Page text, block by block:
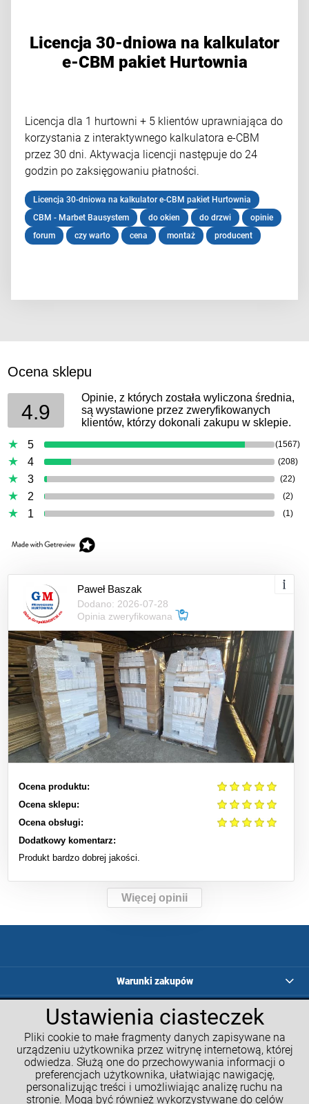
Ustawienia ciasteczek
Pliki cookie to małe fragmenty danych zapisywane na
urządzeniu użytkownika przez witrynę internetową, której
odwiedza. Służą one do przechowywania informacji o
preferencjach użytkownika, ułatwiając nawigację,
personalizując treści i umożliwiając analizę ruchu na
stronie. Mogą być również wykorzystywane do celów
Licencja 30-dniowa na kalkulator
e-CBM pakiet Hurtownia
Licencja dla 1 hurtowni + 5 klientów uprawniająca do
korzystania z interaktywnego kalkulatora e-CBM
przez 30 dni. Aktywacja licencji następuje do 24
godzin po zaksięgowaniu płatności.
Licencja 30-dniowa na kalkulator e-CBM pakiet Hurtownia
CBM - Marbet Bausystem
do okien do drzwi
opinie
forum
czy warto cena montaż producent
Ocena sklepu
4.9
Opinie, z których została wyliczona średnia,
są wystawione przez zweryfikowanych
klientów, którzy dokonali zakupu w sklepie.
5
(1567)
4 (208)
3 (22)
2 (2)
1 (1)
Paweł Baszak
Dodano: 2026-07-28
Opinia zweryfikowana
Ocena produktu:
Ocena sklepu:
Ocena obsługi:
Dodatkowy komentarz:
Produkt bardzo dobrej jakości.
Więcej opinii
Warunki zakupów
Programy lojalnościowe
Kalkulatory GM
Moje konto
Informacje o sklepie